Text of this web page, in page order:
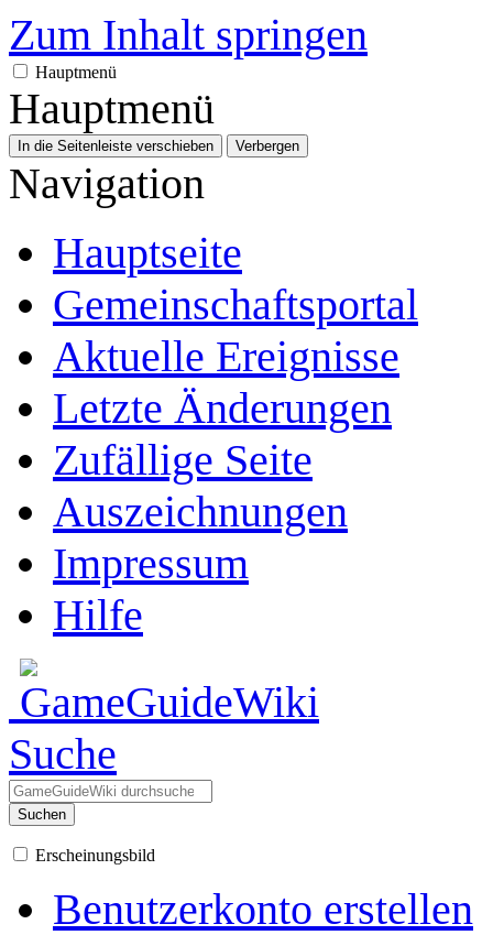
Zum Inhalt springen
Hauptmenü
Hauptmenü
In die Seitenleiste verschieben Verbergen
Navigation
Hauptseite
Gemeinschafts­portal
Aktuelle Ereignisse
Letzte Änderungen
Zufällige Seite
Auszeichnungen
Impressum
Hilfe
Suche
Suchen
Erscheinungsbild
Benutzerkonto erstellen